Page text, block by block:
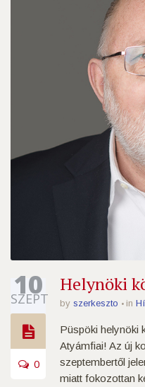
10
SZEPT
0
Helynöki
by szerkeszto in
Püspöki helynöki
Atyámfiai! Az új
szeptembertől
miatt fokozottan